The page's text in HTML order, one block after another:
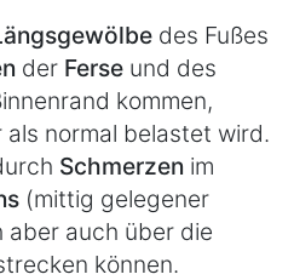
des Fußes
der Ferse und des
kommen,
normal belastet wird.
Schmerzen im
(mittig gelegener
aber auch über die
können.